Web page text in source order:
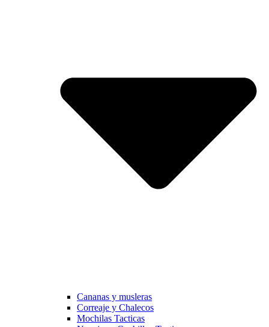
Cananas y musleras
Correaje y Chalecos
Mochilas Tacticas